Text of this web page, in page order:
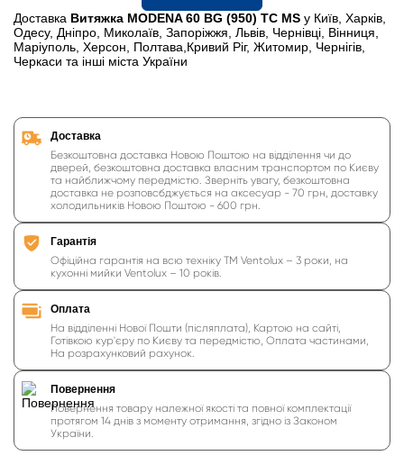
Доставка Витяжка MODENA 60 BG (950) TC MS у Київ, Харків,
Одесу, Дніпро, Миколаїв, Запоріжжя, Львів, Чернівці, Вінниця,
Маріуполь, Херсон, Полтава,Кривий Ріг, Житомир, Чернігів,
Черкаси та інші міста України
Доставка
Безкоштовна доставка Новою Поштою на відділення чи до
дверей, безкоштовна доставка власним транспортом по Києву
та найближчому передмістю. Зверніть увагу, безкоштовна
доставка не розповсбджується на аксесуар - 70 грн, доставку
холодильників Новою Поштою - 600 грн.
Гарантія
Офіційна гарантія на всю техніку ТМ Ventolux – 3 роки, на
кухонні мийки Ventolux – 10 років.
Оплата
На відділенні Нової Пошти (післяплата), Картою на сайті,
Готівкою кур'єру по Києву та передмістю, Оплата частинами,
На розрахунковий рахунок.
Повернення
Повернення товару належної якості та повної комплектації
протягом 14 днів з моменту отримання, згідно із Законом
України.